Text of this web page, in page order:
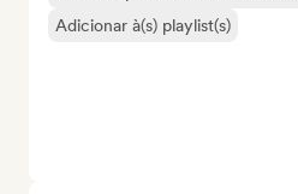
Adicionar à(s) playlist(s)